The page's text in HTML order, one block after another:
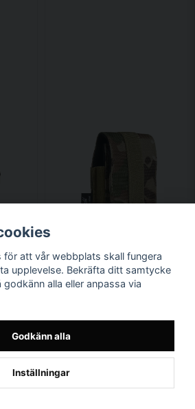
för att vår webbplats skall fungera
upplevelse. Bekräfta ditt samtycke
alla eller anpassa via
Godkänn alla
Inställningar